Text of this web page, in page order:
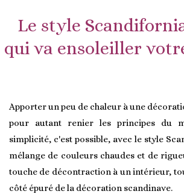
Le style
qui va ensoleiller
Apporter un peu de chaleur à une
pour autant renier les principes du
simplicité, c'est possible, avec le style
mélange de couleurs chaudes et de
touche de décontraction à un intérieur,
côté épuré de la décoration scandinave.